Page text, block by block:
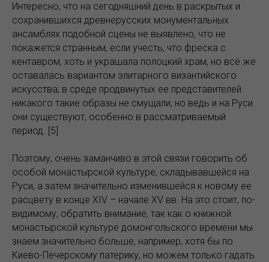
Интересно, что на сегодняшний день в раскрытых и
сохранившихся древнерусских монументальных
ансамблях подобной сцены не выявлено, что не
покажется странным, если учесть, что фреска с
кентавром, хоть и украшала полоцкий храм, но всё же
оставалась вариантом элитарного византийского
искусства; в среде продвинутых ее представителей
никакого такие образы не смущали, но ведь и на Руси
они существуют, особенно в рассматриваемый
период. [5]
Поэтому, очень заманчиво в этой связи говорить об
особой монастырской культуре, складывавшейся на
Руси, а затем значительно изменившейся к новому ее
расцвету в конце XIV – начале XV вв. На это стоит, по-
видимому, обратить внимание, так как о книжной
монастырской культуре домонгольского времени мы
знаем значительно больше, например, хотя бы по
Киево-Печерскому патерику, но можем только гадать